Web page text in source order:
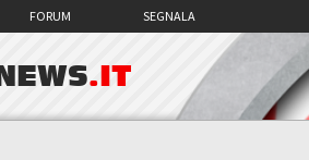
FORUM SEGNALA
NEWS.IT